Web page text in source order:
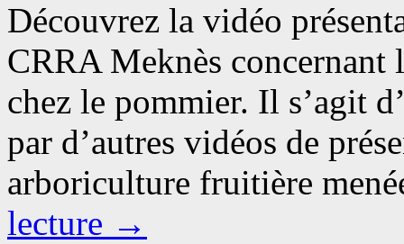
Découvrez la vidéo
CRRA Meknès concernant
chez le pommier. Il s’agit
par d’autres vidéos de
arboriculture fruitière
lecture →